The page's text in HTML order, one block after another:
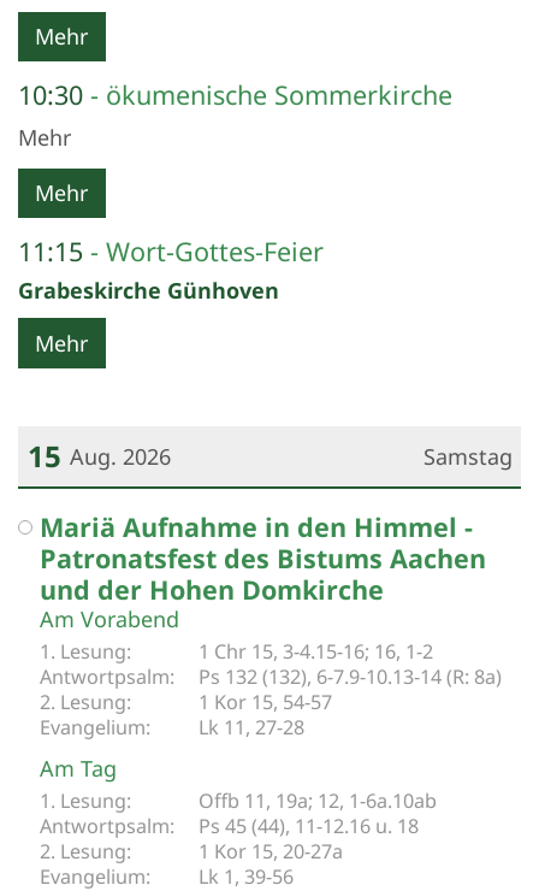
Mehr
10:30 ökumenische Sommerkirche
Mehr
Mehr
11:15 Wort-Gottes-Feier
Grabeskirche Günhoven
Mehr
Samstag
15 Aug. 2026
Datum: 15. August 2026
Mariä Aufnahme in den Himmel -
Patronatsfest des Bistums Aachen
und der Hohen Domkirche
Am Vorabend
1 Chr 15, 3-4.15-16; 16, 1-2
Ps 132 (132), 6-7.9-10.13-14 (R: 8a)­
1 Kor 15, 54-57
Lk 11, 27-28
Am Tag
Offb 11, 19a; 12, 1-6a.10ab
Ps 45 (44), 11-12.16 u. 18
1 Kor 15, 20-27a
Lk 1, 39-56